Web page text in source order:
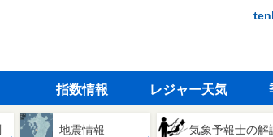
指数情報 レジャー天気
地震情報 気象予報士の解